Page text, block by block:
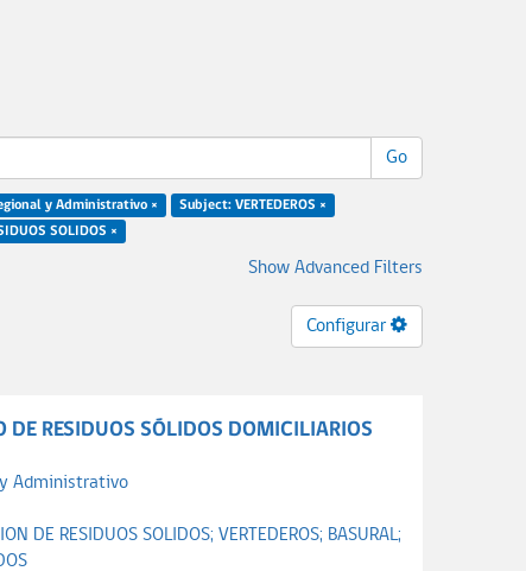
Go
y Administrativo ×
Subject: VERTEDEROS ×
SOLIDOS ×
Show Advanced Filters
Configurar
DE RESIDUOS SÓLIDOS DOMICILIARIOS
Administrativo
DE RESIDUOS SOLIDOS; VERTEDEROS; BASURAL;